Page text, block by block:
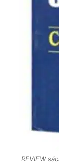
REVIEW